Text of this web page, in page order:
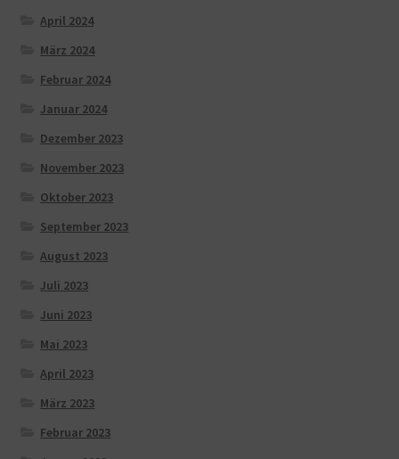
April 2024
März 2024
Februar 2024
Januar 2024
Dezember 2023
November 2023
Oktober 2023
September 2023
August 2023
Juli 2023
Juni 2023
Mai 2023
April 2023
März 2023
Februar 2023